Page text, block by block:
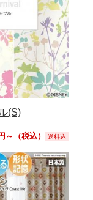
(S)
～（税込） 送料込